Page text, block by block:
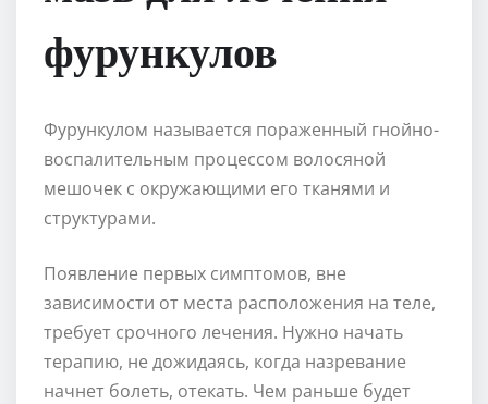
фурункулов
Фурункулом называется пораженный гнойно-
воспалительным процессом волосяной
мешочек с окружающими его тканями и
структурами.
Появление первых симптомов, вне
зависимости от места расположения на теле,
требует срочного лечения. Нужно начать
терапию, не дожидаясь, когда назревание
начнет болеть, отекать. Чем раньше будет